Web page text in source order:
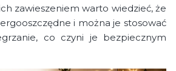
zawieszeniem warto wiedzieć, że
i można je stosować
co czyni je bezpiecznym